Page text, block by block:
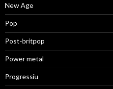
New Age
Pop
Post-britpop
Power metal
Progressiu